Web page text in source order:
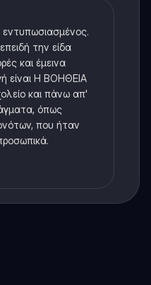
εντυπωσιασμένος.
την είδα
και έμεινα
είναι Η ΒΟΗΘΕΙΑ
και πάνω απ'
όπως
που ήταν